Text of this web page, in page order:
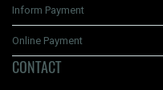
Inform Payment
Online Payment
CONTACT